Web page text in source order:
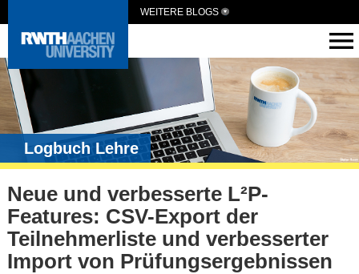
WEITERE BLOGS
Logbuch Lehre
Neue und verbesserte L²P-
Features: CSV-Export der
Teilnehmerliste und verbesserter
Import von Prüfungsergebnissen